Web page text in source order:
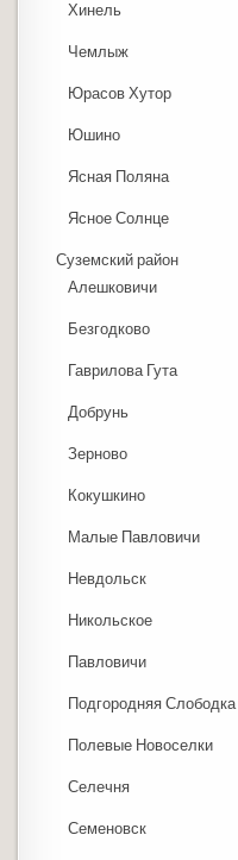
Хинель
Чемлыж
Юрасов Хутор
Юшино
Ясная Поляна
Ясное Солнце
Суземский район
Алешковичи
Безгодково
Гаврилова Гута
Добрунь
Зерново
Кокушкино
Малые Павловичи
Невдольск
Никольское
Павловичи
Подгородняя Слободка
Полевые Новоселки
Селечня
Семеновск